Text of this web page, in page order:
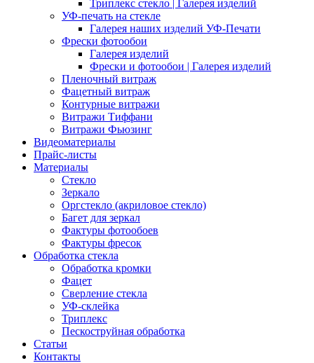
Триплекс стекло | Галерея изделий
УФ-печать на стекле
Галерея наших изделий УФ-Печати
Фрески фотообои
Галерея изделий
Фрески и фотообои | Галерея изделий
Пленочный витраж
Фацетный витраж
Контурные витражи
Витражи Тиффани
Витражи Фьюзинг
Видеоматериалы
Прайс-листы
Материалы
Стекло
Зеркало
Оргстекло (акриловое стекло)
Багет для зеркал
Фактуры фотообоев
Фактуры фресок
Обработка стекла
Обработка кромки
Фацет
Сверление стекла
УФ-склейка
Триплекс
Пескоструйная обработка
Статьи
Контакты